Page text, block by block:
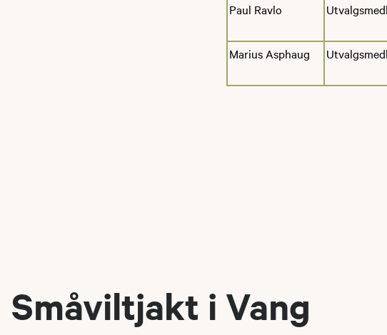
Paul Ravlo
Marius Asphaug
Småviltjakt i Vang